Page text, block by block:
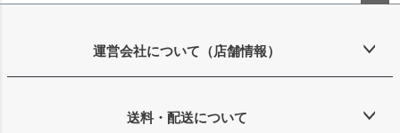
ップ
運営会社について（店舗情報）
送料・配送について